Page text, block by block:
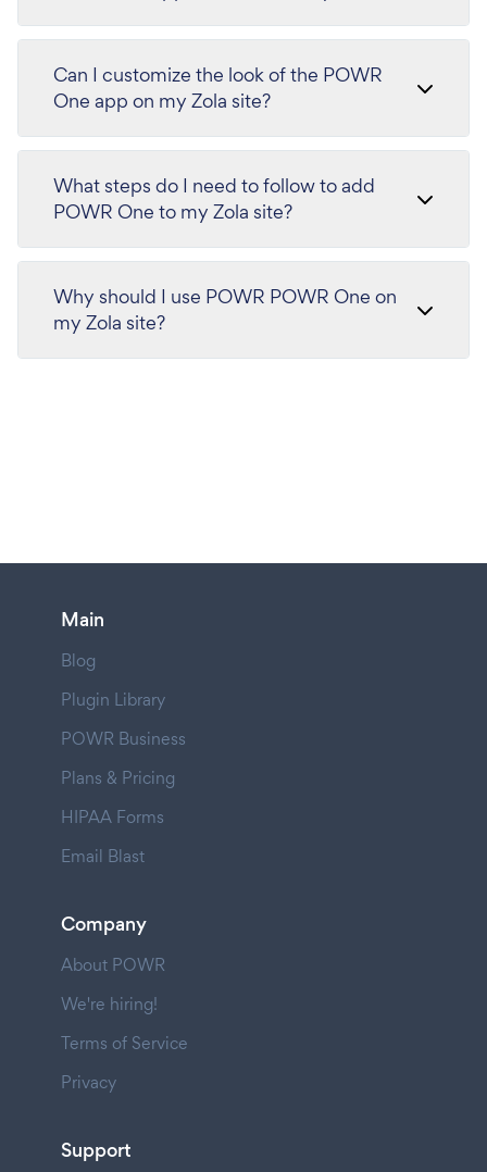
Can I customize the look of the POWR
One app on my Zola site?
What steps do I need to follow to add
POWR One to my Zola site?
Why should I use POWR POWR One on
my Zola site?
Main
Blog
Plugin Library
POWR Business
Plans & Pricing
HIPAA Forms
Email Blast
Company
About POWR
We're hiring!
Terms of Service
Privacy
Support